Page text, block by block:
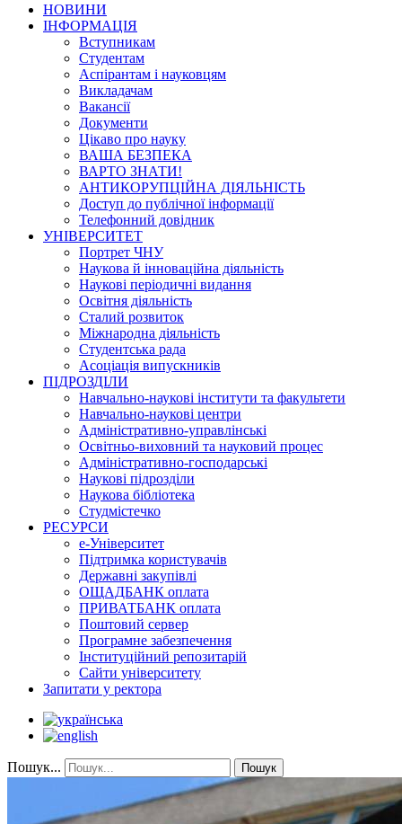
НОВИНИ
ІНФОРМАЦІЯ
Вступникам
Студентам
Аспірантам і науковцям
Викладачам
Вакансії
Документи
Цікаво про науку
ВАША БЕЗПЕКА
ВАРТО ЗНАТИ!
АНТИКОРУПЦІЙНА ДІЯЛЬНІСТЬ
Доступ до публічної інформації
Телефонний довідник
УНІВЕРСИТЕТ
Портрет ЧНУ
Наукова й інноваційна діяльність
Наукові періодичні видання
Освітня діяльність
Сталий розвиток
Міжнародна діяльність
Студентська рада
Асоціація випускників
ПІДРОЗДІЛИ
Навчально-наукові інститути та факультети
Навчально-наукові центри
Адміністративно-управлінські
Освітньо-виховний та науковий процес
Адміністративно-господарські
Наукові підрозділи
Наукова бібліотека
Студмістечко
РЕСУРСИ
е-Університет
Підтримка користувачів
Державні закупівлі
ОЩАДБАНК оплата
ПРИВАТБАНК оплата
Поштовий сервер
Програмне забезпечення
Інституційний репозитарій
Сайти університету
Запитати у ректора
Пошук... Пошук